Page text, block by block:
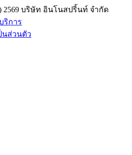
2569 บริษัท อินโนสปริ้นท์ จำกัด
ริการ
นส่วนตัว